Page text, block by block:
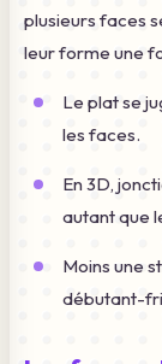
plusieurs faces
leur forme une
Le plat se
les faces.
En 3D,
autant que
Moins une
débutant-